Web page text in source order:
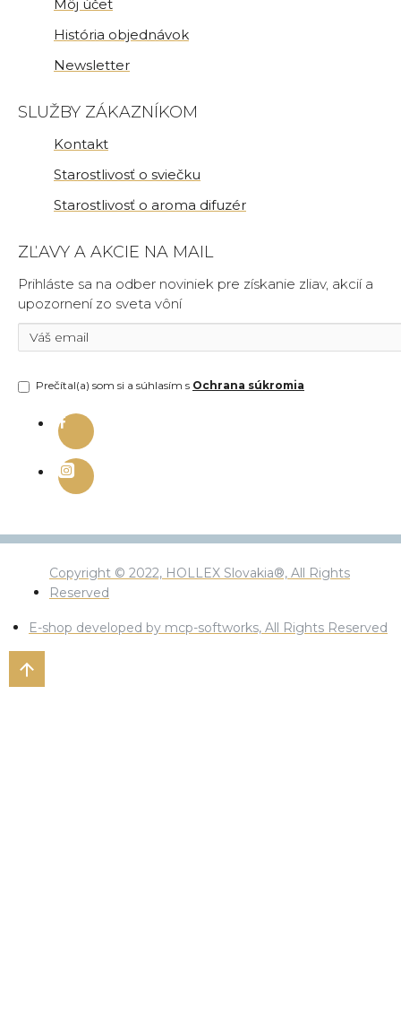
Môj účet
História objednávok
Newsletter
SLUŽBY ZÁKAZNÍKOM
Kontakt
Starostlivosť o sviečku
Starostlivosť o aroma difuzér
ZĽAVY A AKCIE NA MAIL
Prihláste sa na odber noviniek pre získanie zliav, akcií a
upozornení zo sveta vôní
Prečítal(a) som si a súhlasím s Ochrana súkromia
Copyright © 2022, HOLLEX Slovakia®, All Rights
Reserved
E-shop developed by mcp-softworks, All Rights Reserved